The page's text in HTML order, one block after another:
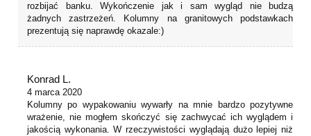
rozbijać banku. Wykończenie jak i sam wygląd nie budzą
żadnych zastrzeżeń. Kolumny na granitowych podstawkach
prezentują się naprawdę okazale:)
Konrad L.
4 marca 2020
Kolumny po wypakowaniu wywarły na mnie bardzo pozytywne
wrażenie, nie mogłem skończyć się zachwycać ich wyglądem i
jakością wykonania. W rzeczywistości wyglądają dużo lepiej niż